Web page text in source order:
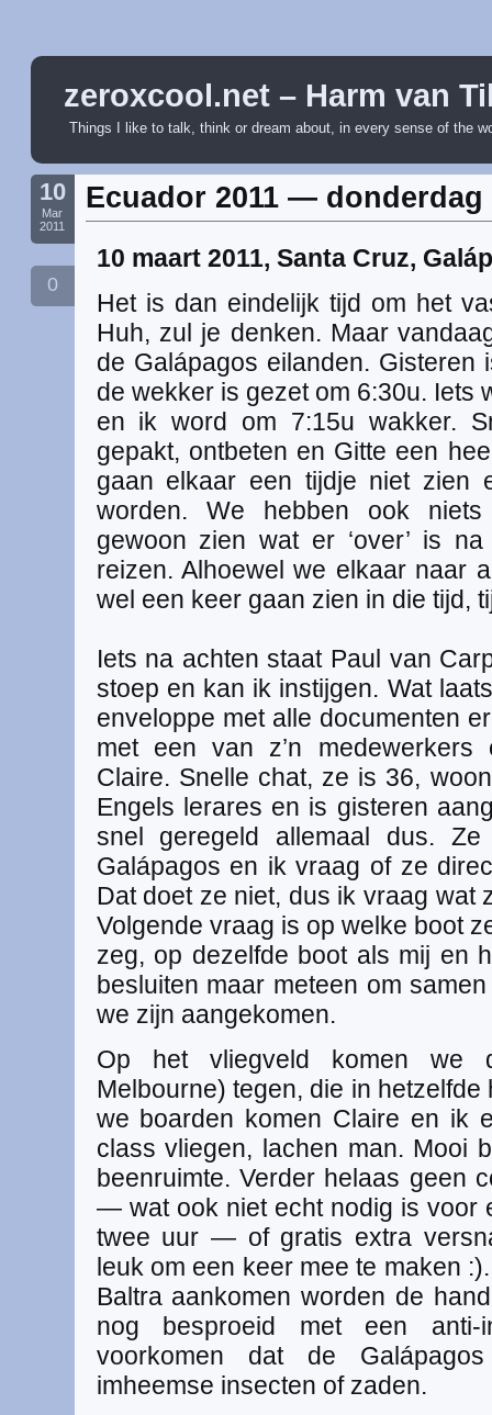
zeroxcool.net – Harm van
Things I like to talk, think or dream about, in every sense of the
10
Mar
2011
0
Ecuador 2011 — donderdag
10 maart 2011, Santa Cruz,
Het is dan eindelijk tijd om het
Huh, zul je denken. Maar
de Galápagos eilanden. Gisteren
de wekker is gezet om 6:30u. Iets
en ik word om 7:15u wakker.
gepakt, ontbeten en Gitte een
gaan elkaar een tijdje niet zien
worden. We hebben ook
gewoon zien wat er ‘over’ is
reizen. Alhoewel we elkaar naar
wel een keer gaan zien in die tijd,
Iets na achten staat Paul van
stoep en kan ik instijgen. Wat
enveloppe met alle documenten
met een van z’n medewerkers
Claire. Snelle chat, ze is 36,
Engels lerares en is gisteren
snel geregeld allemaal dus.
Galápagos en ik vraag of ze
Dat doet ze niet, dus ik vraag wat
Volgende vraag is op welke boot
zeg, op dezelfde boot als mij en
besluiten maar meteen om
we zijn aangekomen.
Op het vliegveld komen we
Melbourne) tegen, die in
we boarden komen Claire en ik
class vliegen, lachen man. Mooi
beenruimte. Verder helaas geen
— wat ook niet echt nodig is voor
twee uur — of gratis extra
leuk om een keer mee te maken
Baltra aankomen worden de
nog besproeid met een anti-
voorkomen dat de Galápagos
imheemse insecten of zaden.